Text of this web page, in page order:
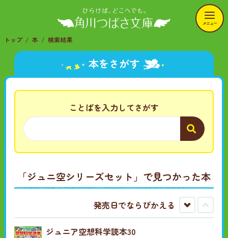
メニュー
トップ 本 検索結果
本をさがす
ことばを入力してさがす
「ジュニ空シリーズセット」 で見つかった本
発売日でならびかえる
古
い
新
し
ジュニア空想科学読本30